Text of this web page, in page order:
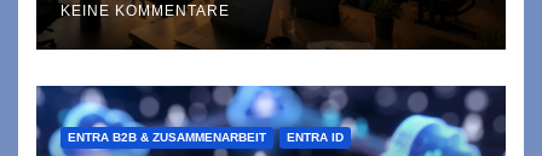
KEINE KOMMENTARE
ENTRA B2B & ZUSAMMENARBEIT ENTRA ID